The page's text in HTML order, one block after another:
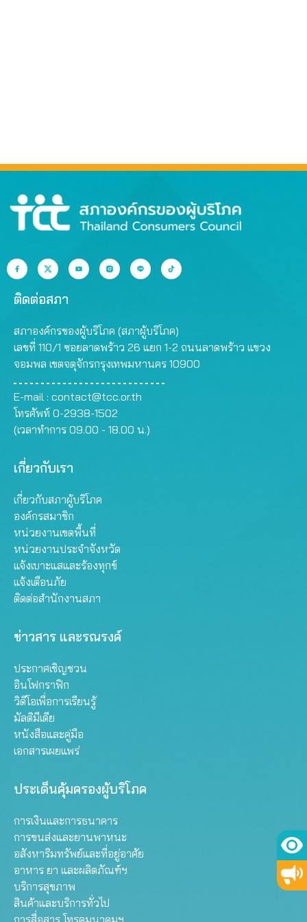
ติดต่อสภา
สภาองค์กรของผู้บริโภค (สภาผู้บริโภค)
เลขที่ 110/1 ซอยลาดพร้าว 26 แยก 1-2 ถนนลาดพร้าว แขวง
จอมพล เขตจตุจักรกรุงเทพมหานคร 10900
E-mail : contact@tcc.or.th
โทรศัพท์ 0-2938-1502
(เวลาทำการ 09.00 - 18.00 น.)
เกี่ยวกับเรา
เกี่ยวกับสภาผู้บริโภค
องค์กรสมาชิก
หน่วยงานเขตพื้นที่
หน่วยงานประจำจังหวัด
แจ้งเบาะแสและร้องทุกข์
แจ้งเตือนภัย
ติดต่อสำนักงานสภา
ข่าวสาร และรณรงค์
ประกาศเชิญชวน
อินโฟกราฟิก
วิดีโอเพื่อการเรียนรู้
มัลติมีเดีย
หนังสือและคู่มือ
เอกสารเผยแพร่
ประเด็นคุ้มครองผู้บริโภค
การเงินและการธนาคาร
การขนส่งและยานพาหนะ
อสังหาริมทรัพย์และที่อยู่อาศัย
อาหาร ยา และผลิตภัณฑ์ฯ
บริการสุขภาพ
สินค้าและบริการทั่วไป